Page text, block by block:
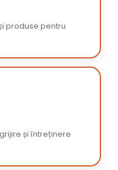
produse pentru
și întreținere